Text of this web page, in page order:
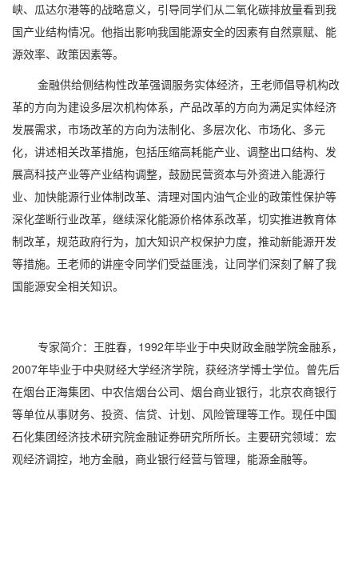
峡、瓜达尔港等的战略意义，引导同学们从二氧化碳排放量看到我
国产业结构情况。他指出影响我国能源安全的因素有自然禀赋、能
源效率、政策因素等。
金融供给侧结构性改革强调服务实体经济，王老师倡导机构改
革的方向为建设多层次机构体系，产品改革的方向为满足实体经济
发展需求，市场改革的方向为法制化、多层次化、市场化、多元
化，讲述相关改革措施，包括压缩高耗能产业、调整出口结构、发
展高科技产业等产业结构调整，鼓励民营资本与外资进入能源行
业、加快能源行业体制改革、清理对国内油气企业的政策性保护等
深化垄断行业改革，继续深化能源价格体系改革，切实推进教育体
制改革，规范政府行为，加大知识产权保护力度，推动新能源开发
等措施。王老师的讲座令同学们受益匪浅，让同学们深刻了解了我
国能源安全相关知识。
专家简介：王胜春， 1992年毕业于中央财政金融学院金融系，
2007年毕业于中央财经大学经济学院，获经济学博士学位。曾先后
在烟台正海集团、中农信烟台公司、烟台商业银行，北京农商银行
等单位从事财务、投资、信贷、计划、风险管理等工作。现任中国
石化集团经济技术研究院金融证券研究所所长。主要研究领域：宏
观经济调控，地方金融，商业银行经营与管理，能源金融等。